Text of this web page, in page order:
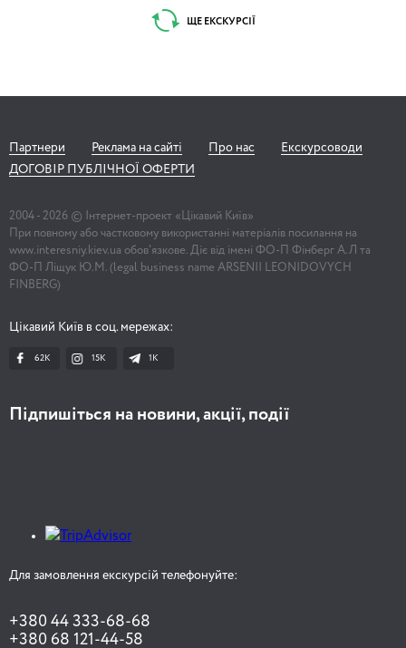
ЩЕ ЕКСКУРСІЇ
Партнери Реклама на сайті Про нас
Екскурсоводи
ДОГОВІР ПУБЛІЧНОЇ ОФЕРТИ
2004 - 2026 © Інтернет-проект «Цікавий Київ»
При повному або частковому використанні матеріалів посилання на
www.interesniy.kiev.ua обов'язкове. Діє від імені ФО-П Фінберг А.Л та
ФО-П Ліщук Ю.М. (legal business name ARSENII LEONIDOVYCH
FINBERG)
Цікавий Київ в соц. мережах:
62K 15K 1К
Підпишіться на новини, акції, події
Для замовлення екскурсій телефонуйте:
+380 44 333-68-68
+380 68 121-44-58